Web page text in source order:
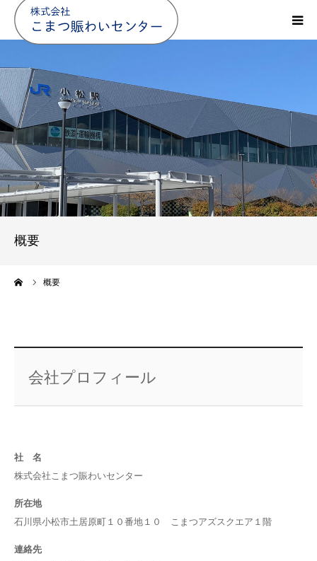
概要
概要
会社プロフィール
社 名
株式会社こまつ賑わいセンター
所在地
石川県小松市土居原町１０番地１０ こまつアズスクエア１階
連絡先
概要
事業内容
沿革